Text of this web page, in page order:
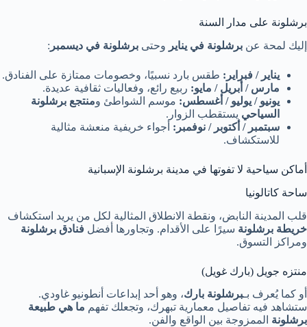
برشلونة على مدار السنة
إليك لمحة عن برشلونة في يناير وحتى برشلونة في ديسمبر :
يناير / فبراير: طقس بارد نسبيًا، وخصومات ممتازة على الفنادق.
مارس / أبريل / مايو: ربيع رائع، وفعاليات ثقافية عديدة.
يونيو / يوليو / أغسطس: موسم الشواطئ ومنتجع برشلونة
السياحي يستقطب الزوار.
سبتمبر / أكتوبر / نوفمبر: أجواء خريفية منعشة مثالية
للاستكشاف.
أماكن سياحية لا تفوتها في مدينة برشلونة الإسبانية
ساحة كاتالونيا
قلب المدينة النابض، ونقطة الانطلاق المثالية لكل من يريد استكشاف
خريطة برشلونة سيرًا على الأقدام. وتجاورها أفضل فنادق برشلونة
ومراكز التسوق.
منتزه جويل (بارك غويل)
أو كما يُعرف بـبرشلونة بارك، وهو أحد إبداعات أنطونيو غاودي.
ستشاهد فيه تفاصيل معمارية تبهرك، وتجعلك تفهم ما هي طبيعة
برشلونة الممزوجة بين الواقع والفن.